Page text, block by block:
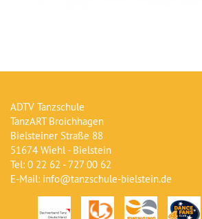
ADTV Tanzschule
TanzART Broichhagen
Bielsteiner Straße 88
51674 Wiehl - Bielstein
Tel: 0 22 62 - 727 00 62
E-Mail: info@tanzschule-bielstein.de